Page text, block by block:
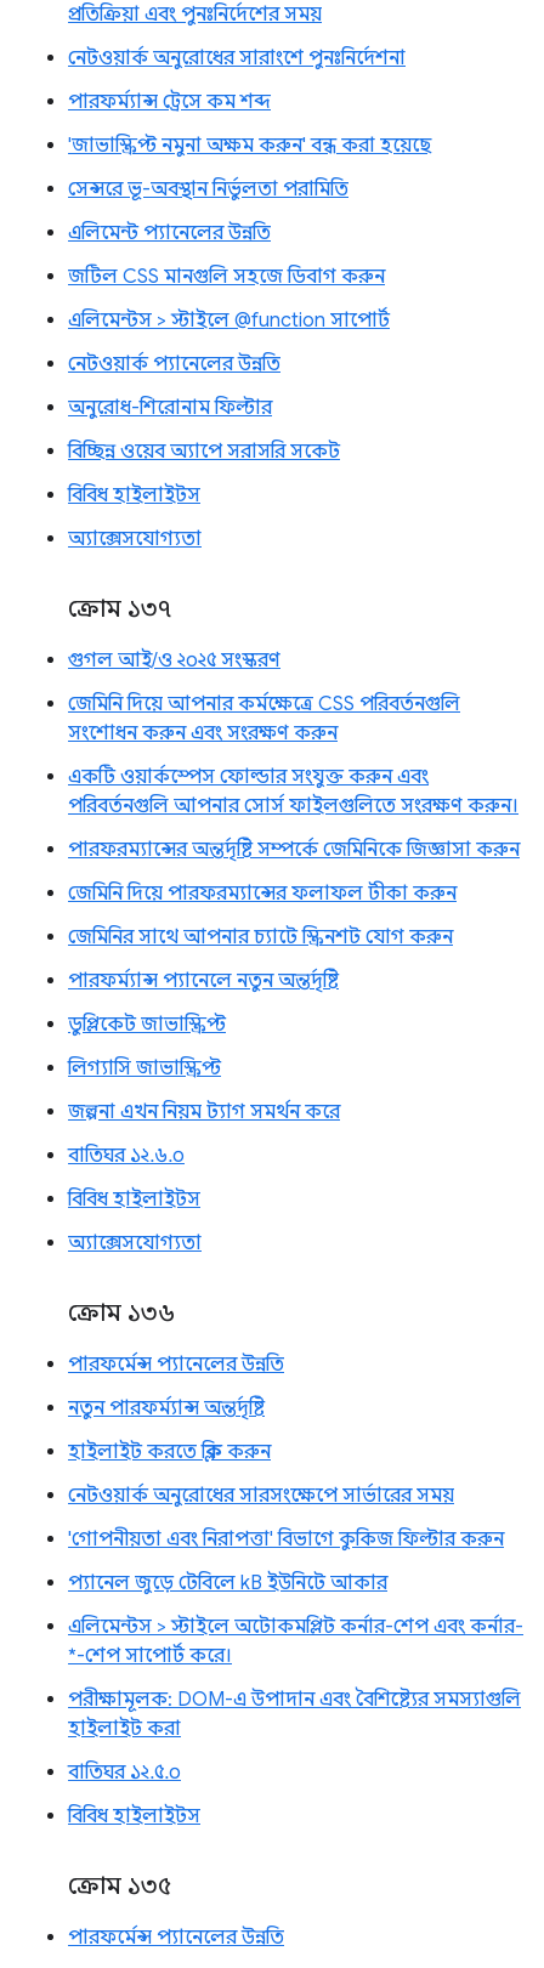
প্রতিক্রিয়া এবং পুনঃনির্দেশের সময়
নেটওয়ার্ক অনুরোধের সারাংশে পুনঃনির্দেশনা
পারফর্ম্যান্স ট্রেসে কম শব্দ
'জাভাস্ক্রিপ্ট নমুনা অক্ষম করুন' বন্ধ করা হয়েছে
সেন্সরে ভূ-অবস্থান নির্ভুলতা পরামিতি
এলিমেন্ট প্যানেলের উন্নতি
জটিল CSS মানগুলি সহজে ডিবাগ করুন
এলিমেন্টস > স্টাইলে @function সাপোর্ট
নেটওয়ার্ক প্যানেলের উন্নতি
অনুরোধ-শিরোনাম ফিল্টার
বিচ্ছিন্ন ওয়েব অ্যাপে সরাসরি সকেট
বিবিধ হাইলাইটস
অ্যাক্সেসযোগ্যতা
ক্রোম ১৩৭
গুগল আই/ও ২০২৫ সংস্করণ
জেমিনি দিয়ে আপনার কর্মক্ষেত্রে CSS পরিবর্তনগুলি
সংশোধন করুন এবং সংরক্ষণ করুন
একটি ওয়ার্কস্পেস ফোল্ডার সংযুক্ত করুন এবং
পরিবর্তনগুলি আপনার সোর্স ফাইলগুলিতে সংরক্ষণ করুন।
পারফরম্যান্সের অন্তর্দৃষ্টি সম্পর্কে জেমিনিকে জিজ্ঞাসা করুন
জেমিনি দিয়ে পারফরম্যান্সের ফলাফল টীকা করুন
জেমিনির সাথে আপনার চ্যাটে স্ক্রিনশট যোগ করুন
পারফর্ম্যান্স প্যানেলে নতুন অন্তর্দৃষ্টি
ডুপ্লিকেট জাভাস্ক্রিপ্ট
লিগ্যাসি জাভাস্ক্রিপ্ট
জল্পনা এখন নিয়ম ট্যাগ সমর্থন করে
বাতিঘর ১২.৬.০
বিবিধ হাইলাইটস
অ্যাক্সেসযোগ্যতা
ক্রোম ১৩৬
পারফর্মেন্স প্যানেলের উন্নতি
নতুন পারফর্ম্যান্স অন্তর্দৃষ্টি
হাইলাইট করতে ক্লিক করুন
নেটওয়ার্ক অনুরোধের সারসংক্ষেপে সার্ভারের সময়
'গোপনীয়তা এবং নিরাপত্তা' বিভাগে কুকিজ ফিল্টার করুন
প্যানেল জুড়ে টেবিলে kB ইউনিটে আকার
এলিমেন্টস > স্টাইলে অটোকমপ্লিট কর্নার-শেপ এবং কর্নার-
*-শেপ সাপোর্ট করে।
পরীক্ষামূলক: DOM-এ উপাদান এবং বৈশিষ্ট্যের সমস্যাগুলি
হাইলাইট করা
বাতিঘর ১২.৫.০
বিবিধ হাইলাইটস
ক্রোম ১৩৫
পারফর্মেন্স প্যানেলের উন্নতি